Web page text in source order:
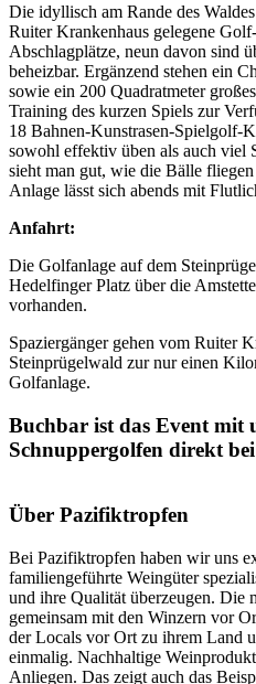
Die idyllisch am Rande des
Ruiter Krankenhaus gelegene
Abschlagplätze, neun davon sind
beheizbar. Ergänzend stehen ein
sowie ein 200 Quadratmeter
Training des kurzen Spiels zur
18 Bahnen-Kunstrasen-Spielgolf-
sowohl effektiv üben als auch viel
sieht man gut, wie die Bälle
Anlage lässt sich abends mit
Anfahrt:
Die Golfanlage auf dem
Hedelfinger Platz über die
vorhanden.
Spaziergänger gehen vom Ruiter
Steinprügelwald zur nur einen
Golfanlage.
Buchbar ist das Event mit
Schnuppergolfen direkt bei
Über Pazifiktropfen
Bei Pazifiktropfen haben wir uns
familiengeführte Weingüter
und ihre Qualität überzeugen. Die
gemeinsam mit den Winzern vor
der Locals vor Ort zu ihrem Land
einmalig. Nachhaltige
Anliegen. Das zeigt auch das